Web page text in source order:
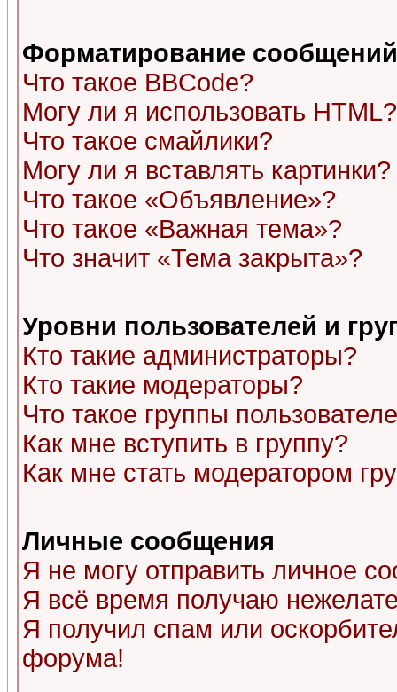
Форматирование
Что такое BBCode?
Могу ли я использовать HTML?
Что такое смайлики?
Могу ли я вставлять картинки?
Что такое «Объявление»?
Что такое «Важная тема»?
Что значит «Тема закрыта»?
Уровни пользователей и
Кто такие администраторы?
Кто такие модераторы?
Что такое группы
Как мне вступить в группу?
Как мне стать модератором
Личные сообщения
Я не могу отправить личное
Я всё время получаю
Я получил спам или
форума!